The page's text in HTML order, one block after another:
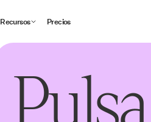
Recursos Precios